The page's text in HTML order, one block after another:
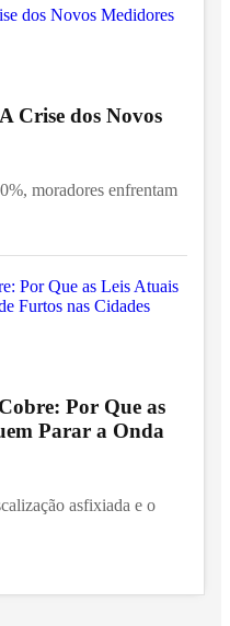
Crise dos Novos
moradores enfrentam
Por Que as
Parar a Onda
asfixiada e o